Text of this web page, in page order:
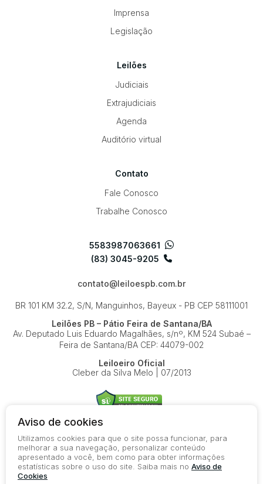
Imprensa
Legislação
Leilões
Judiciais
Extrajudiciais
Agenda
Auditório virtual
Contato
Fale Conosco
Trabalhe Conosco
5583987063661
(83) 3045-9205
contato@leiloespb.com.br
BR 101 KM 32.2, S/N, Manguinhos, Bayeux - PB CEP 58111001
Leilões PB – Pátio Feira de Santana/BA
Av. Deputado Luis Eduardo Magalhães, s/nº, KM 524Subaé –
Feira de Santana/BA CEP: 44079-002
Leiloeiro Oficial
Cleber da Silva Melo | 07/2013
© 2026-present - Todos os direitos reservados
Política de Privacidade
Aviso de cookies
Utilizamos cookies para que o site possa funcionar, para
melhorar a sua navegação, personalizar conteúdo
apresentado a você, bem como para obter informações
estatísticas sobre o uso do site. Saiba mais no Aviso de
Cookies